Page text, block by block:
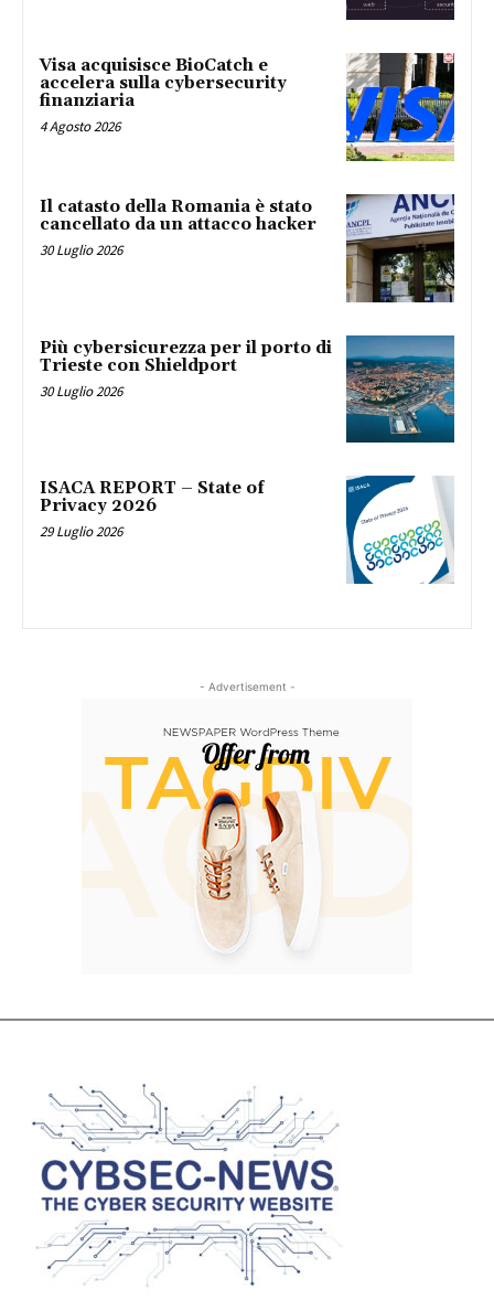
Visa acquisisce BioCatch e
accelera sulla cybersecurity
finanziaria
4 Agosto 2026
Il catasto della Romania è stato
cancellato da un attacco hacker
30 Luglio 2026
Più cybersicurezza per il porto di
Trieste con Shieldport
30 Luglio 2026
ISACA REPORT – State of
Privacy 2026
29 Luglio 2026
- Advertisement -